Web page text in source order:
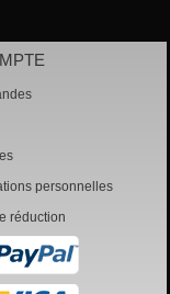
personnelles
réduction